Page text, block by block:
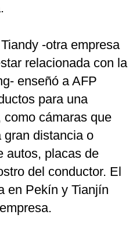
-otra empresa
relacionada con la
enseñó a AFP
para una
como cámaras que
gran distancia o
autos, placas de
del conductor. El
en Pekín y Tianjín